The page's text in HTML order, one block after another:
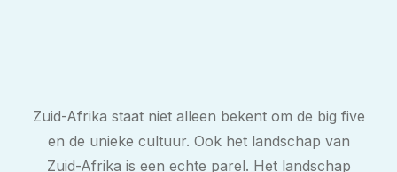
Zuid-Afrika staat niet alleen bekent om de big five
en de unieke cultuur. Ook het landschap van
Zuid-Afrika is een echte parel. Het landschap